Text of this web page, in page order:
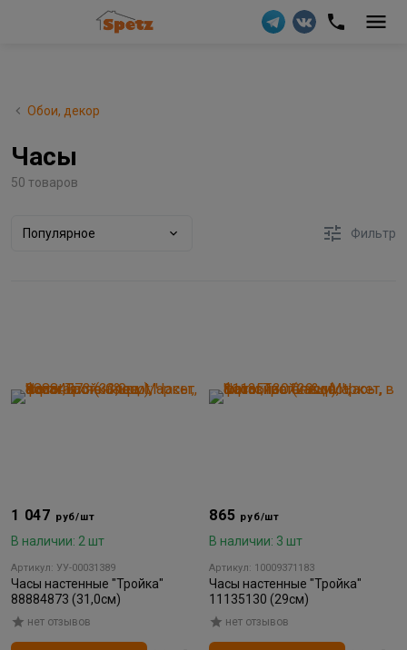
Обои, декор
Часы
50 товаров
Популярное Фильтр
1 047 руб/шт
В наличии: 2 шт
Артикул: УУ-00031389
Часы настенные "Тройка"
88884873 (31,0см)
нет отзывов
865 руб/шт
В наличии: 3 шт
Артикул: 10009371183
Часы настенные "Тройка"
11135130 (29см)
нет отзывов